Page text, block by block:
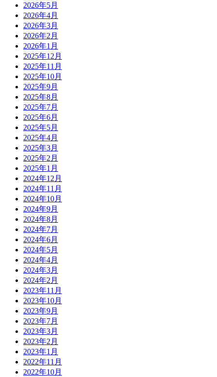
2026年5月
2026年4月
2026年3月
2026年2月
2026年1月
2025年12月
2025年11月
2025年10月
2025年9月
2025年8月
2025年7月
2025年6月
2025年5月
2025年4月
2025年3月
2025年2月
2025年1月
2024年12月
2024年11月
2024年10月
2024年9月
2024年8月
2024年7月
2024年6月
2024年5月
2024年4月
2024年3月
2024年2月
2023年11月
2023年10月
2023年9月
2023年7月
2023年3月
2023年2月
2023年1月
2022年11月
2022年10月